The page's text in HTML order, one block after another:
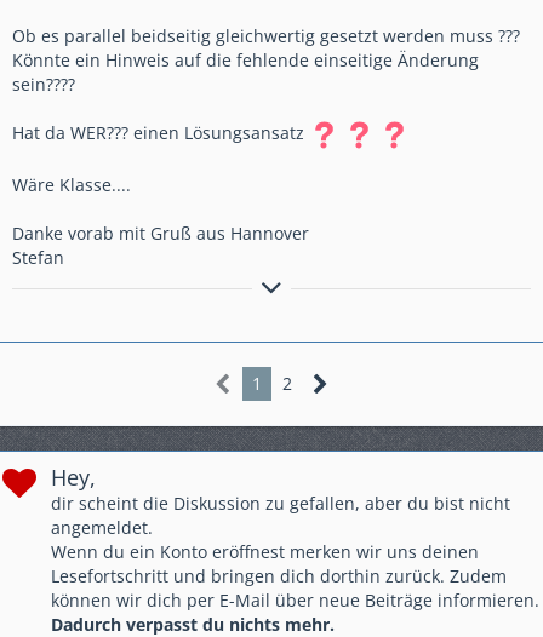
Ob es parallel beidseitig gleichwertig gesetzt werden muss ???
Könnte ein Hinweis auf die fehlende einseitige Änderung
sein????
Hat da WER??? einen Lösungsansatz
Wäre Klasse....
Danke vorab mit Gruß aus Hannover
Stefan
Every man has a right to his opinion, but no man has a right to be
1 2
Hey,
dir scheint die Diskussion zu gefallen, aber du bist nicht
angemeldet.
Wenn du ein Konto eröffnest merken wir uns deinen
Lesefortschritt und bringen dich dorthin zurück. Zudem
können wir dich per E-Mail über neue Beiträge informieren.
Dadurch verpasst du nichts mehr.